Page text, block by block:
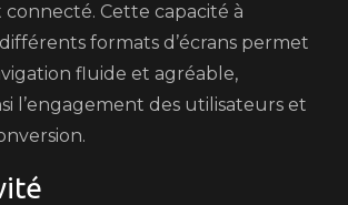
Cette capacité à
formats d’écrans permet
fluide et agréable,
l’engagement des utilisateurs et